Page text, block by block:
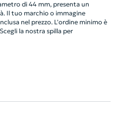
di 44 mm, presenta un
Il tuo marchio o immagine
nel prezzo. L'ordine minimo è
la nostra spilla per